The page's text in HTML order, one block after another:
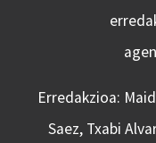
Erredakzioa:
Saez, Txabi